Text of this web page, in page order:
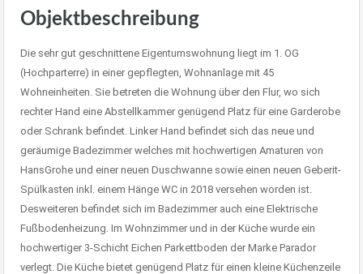
Objektbeschreibung
Die sehr gut geschnittene Eigentumswohnung liegt im 1. OG
(Hochparterre) in einer gepflegten, Wohnanlage mit 45
Wohneinheiten. Sie betreten die Wohnung über den Flur, wo sich
rechter Hand eine Abstellkammer genügend Platz für eine Garderobe
oder Schrank befindet. Linker Hand befindet sich das neue und
geräumige Badezimmer welches mit hochwertigen Amaturen von
HansGrohe und einer neuen Duschwanne sowie einen neuen Geberit-
Spülkasten inkl. einem Hänge WC in 2018 versehen worden ist.
Desweiteren befindet sich im Badezimmer auch eine Elektrische
Fußbodenheizung. Im Wohnzimmer und in der Küche wurde ein
hochwertiger 3-Schicht Eichen Parkettboden der Marke Parador
verlegt. Die Küche bietet genügend Platz für einen kleine Küchenzeile